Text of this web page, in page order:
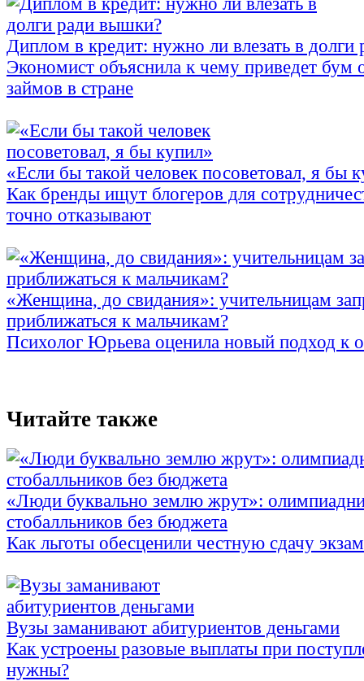
Диплом в кредит: нужно ли влезать в
Экономист объяснила к чему приведет бум
займов в стране
«Если бы такой человек посоветовал, я бы
Как бренды ищут блогеров для
точно отказывают
«Женщина, до свидания»: учительницам
приближаться к мальчикам?
Психолог Юрьева оценила новый подход к
Читайте также
«Люди буквально землю жрут»:
стобалльников без бюджета
Как льготы обесценили честную сдачу
Вузы заманивают абитуриентов деньгами
Как устроены разовые выплаты при
нужны?